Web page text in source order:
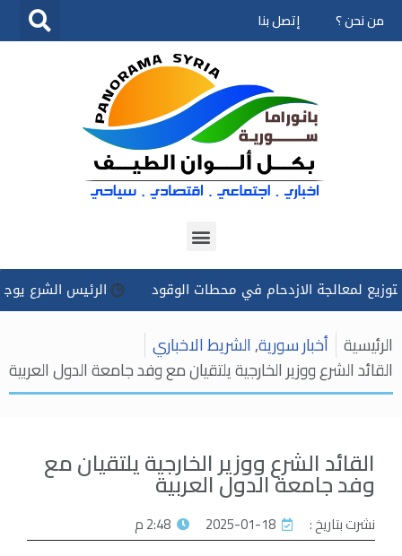
تخطى
من نحن ؟ إتصل بنا
الازدحام في محطات الوقود الرئيس الشرع يوجه
الرئيسية أخبار سورية,الشريط الاخباري
القائد الشرع ووزير الخارجية يلتقيان مع وفد جامعة الدول العربية
القائد الشرع ووزير الخارجية يلتقيان مع
وفد جامعة الدول العربية
نشرت بتاريخ : 2025-01-18 2:48 م